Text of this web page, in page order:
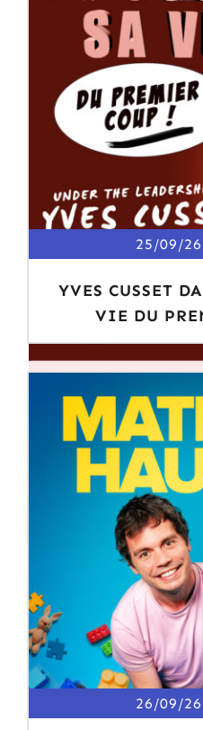
25/09/26
YVES CUSSET
VIE DU
26/09/26